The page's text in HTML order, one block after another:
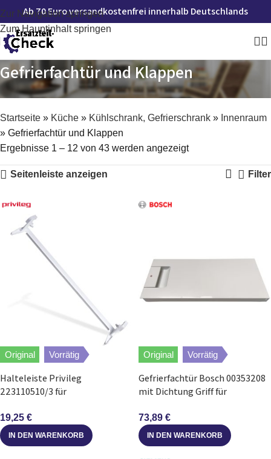
Zur Navigation springen
Zum Hauptinhalt springen
Ab 70 Euro versandkostenfrei innerhalb Deutschlands
Gefrierfachtür und Klappen
Startseite » Küche » Kühlschrank, Gefrierschrank » Innenraum
» Gefrierfachtür und Klappen
Ergebnisse 1 – 12 von 43 werden angezeigt
Seitenleiste anzeigen Filter
Original Vorrätig
Halteleiste Privileg
223110510/3 für
Gefrierschrank
19,25 €
IN DEN WARENKORB
Original Vorrätig
Gefrierfachtür Bosch 00353208
mit Dichtung Griff für
73,89 €
IN DEN WARENKORB